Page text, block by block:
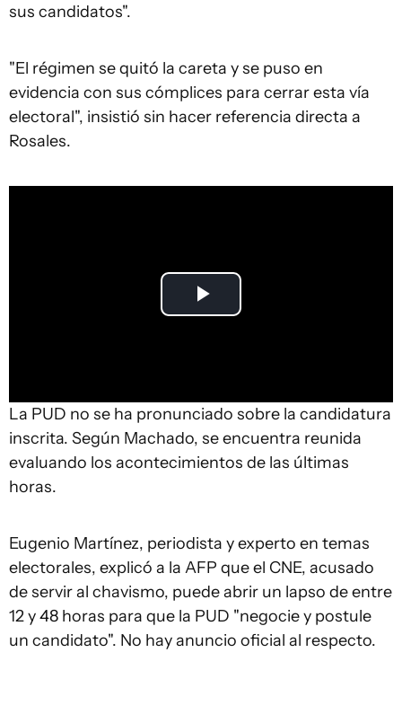
sus candidatos".
"El régimen se quitó la careta y se puso en
evidencia con sus cómplices para cerrar esta vía
electoral", insistió sin hacer referencia directa a
Rosales.
Play
La PUD no se ha pronunciado sobre la candidatura
inscrita. Según Machado, se encuentra reunida
evaluando los acontecimientos de las últimas
horas.
Eugenio Martínez, periodista y experto en temas
electorales, explicó a la AFP que el CNE, acusado
de servir al chavismo, puede abrir un lapso de entre
12 y 48 horas para que la PUD "negocie y postule
un candidato". No hay anuncio oficial al respecto.